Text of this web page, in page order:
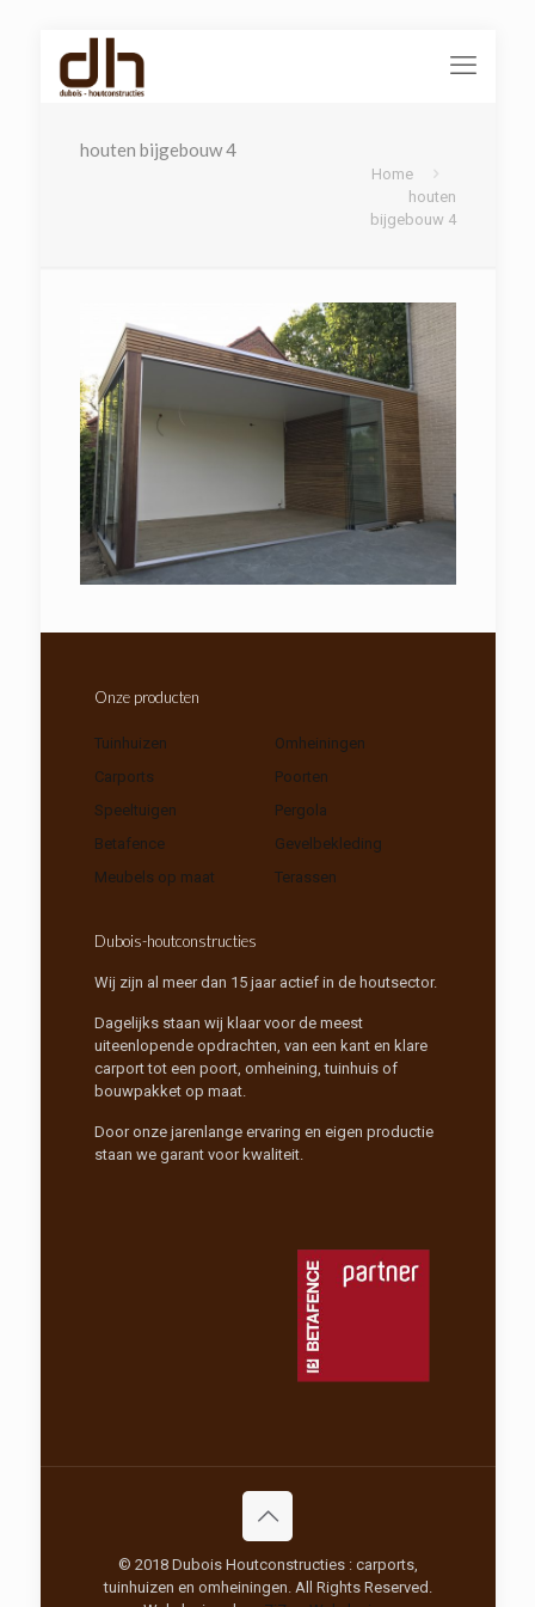
houten bijgebouw 4
Home
houten
bijgebouw 4
Onze producten
Tuinhuizen
Carports
Speeltuigen
Betafence
Meubels op maat
Omheiningen
Poorten
Pergola
Gevelbekleding
Terassen
Dubois-houtconstructies
Wij zijn al meer dan 15 jaar actief in de houtsector.
Dagelijks staan wij klaar voor de meest
uiteenlopende opdrachten, van een kant en klare
carport tot een poort, omheining, tuinhuis of
bouwpakket op maat.
Door onze jarenlange ervaring en eigen productie
staan we garant voor kwaliteit.
© 2018 Dubois Houtconstructies : carports,
tuinhuizen en omheiningen. All Rights Reserved.